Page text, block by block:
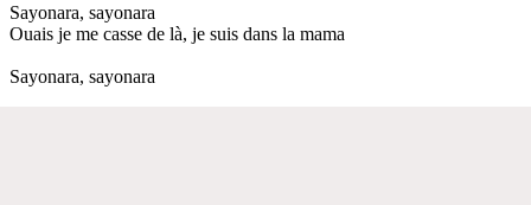
Sayonara, sayonara
Ouais je me casse de là, je suis dans la mama
Sayonara, sayonara